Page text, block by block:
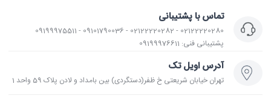
تماس با پشتیبانی
02122220280 - 02122220282 - 09101790036 - 09199975511
پشتیبانی فنی: 09199976611
آدرس اویل تک
تهران خیابان شریعتی خ ظفر(دستگردی) بین بامداد و لادن پلاک 59 واحد 1